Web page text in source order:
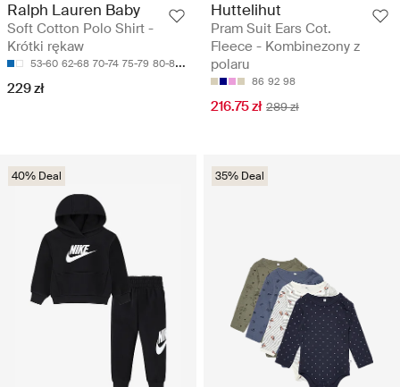
Ralph Lauren Baby
Soft Cotton Polo Shirt -
Krótki rękaw
53-60 62-68 70-74 75-79 80-83
229 zł
Huttelihut
Pram Suit Ears Cot.
Fleece - Kombinezony z
polaru
86 92 98
216.75 zł 289 zł
40% Deal 35% Deal